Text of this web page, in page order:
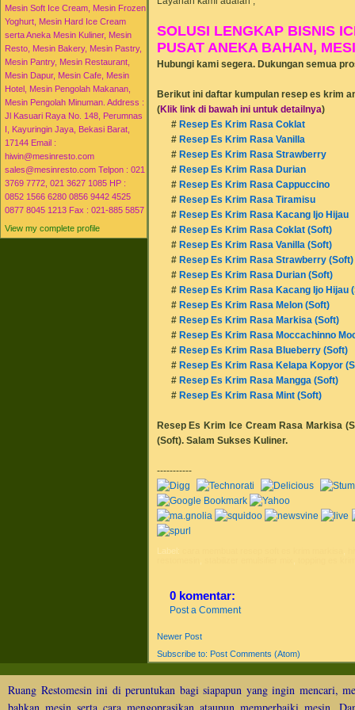
Rasa Mint (Soft)
Resep Resep Cara Membuat
Rasa
► 05/01 - 05/08(3)
►05/08 - 05/15 (1)
►05/15 - 05/22(3)
►05/22 - 05/29(9)
►06/05 - 06/12(2)
►06/12 - 06/19(4)
►07/03 - 07/10(1)
► 07/10 - 07/17
►07/17 - 07/24(9)
►07/24 - 07/31(2)
► 07/31 - 08/07 (9)
►08/07 - 08/14(1)
►08/14 - 08/21 (2)
►09/04 - 09/11(2)
►2012(69)
Mesin Soft Ice Cream, Mesin Frozen
Yoghurt, Mesin Hard Ice Cream
serta Aneka Mesin Kuliner, Mesin
Resto, Mesin Bakery, Mesin Pastry,
Mesin Pantry, Mesin Restaurant,
Mesin Dapur, Mesin Cafe, Mesin
Hotel, Mesin Pengolah Makanan,
Mesin Pengolah Minuman. Address :
Jl Kasuari Raya No. 148, Perumnas
I, Kayuringin Jaya, Bekasi Barat,
17144 Email :
hiwin@mesinresto.com
sales@mesinresto.com Telpon : 021
3769 7772, 021 3627 1085 HP :
0852 1566 6280 0856 9442 4525
0877 8045 1213 Fax : 021-885 5857
View my complete profile
SOLUSI LENGKAP BISNIS
PUSAT ANEKA BAHAN,
Hubungi kami segera. Dukungan semua
Berikut ini daftar kumpulan resep es krim
(Klik link di bawah ini untuk detailnya)
# Resep Es Krim Rasa Coklat
# Resep Es Krim Rasa Vanilla
# Resep Es Krim Rasa Strawberry
# Resep Es Krim Rasa Durian
# Resep Es Krim Rasa Cappuccino
# Resep Es Krim Rasa Tiramisu
# Resep Es Krim Rasa Kacang Ijo Hijau
# Resep Es Krim Rasa Coklat (Soft)
# Resep Es Krim Rasa Vanilla (Soft)
# Resep Es Krim Rasa Strawberry (Soft)
# Resep Es Krim Rasa Durian (Soft)
# Resep Es Krim Rasa Kacang Ijo Hijau
# Resep Es Krim Rasa Melon (Soft)
# Resep Es Krim Rasa Markisa (Soft)
# Resep Es Krim Rasa Moccachinno
# Resep Es Krim Rasa Blueberry (Soft)
# Resep Es Krim Rasa Kelapa Kopyor
# Resep Es Krim Rasa Mangga (Soft)
# Resep Es Krim Rasa Mint (Soft)
Resep Es Krim Ice Cream Rasa Markisa
(Soft). Salam Sukses Kuliner.
-----------
Label:
0 komentar:
Post a Comment
Newer Post
Subscribe to: Post Comments (Atom)
Ruang Restomesin ini di peruntukan bagi siapapun yang ingin mencari,